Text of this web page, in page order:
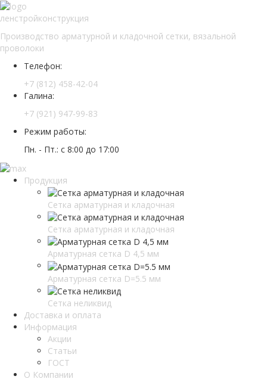
ленстройконструкция
Производство арматурной и кладочной сетки, вязальной
проволоки
Телефон:
+7 (812) 458-42-04
Галина:
+7 (921) 947-99-83
Режим работы:
Пн. - Пт.: с 8:00 до 17:00
Продукция
Сетка арматурная и кладочная
Сетка арматурная и кладочная
Арматурная сетка D 4,5 мм
Арматурная сетка D=5.5 мм
Сетка неликвид
Доставка и оплата
Информация
Акции
Статьи
ГОСТ
О Компании